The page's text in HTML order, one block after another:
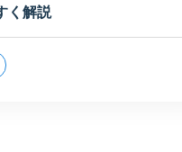
く解説